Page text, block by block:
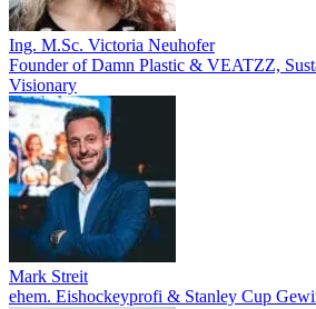
Ing. M.Sc. Victoria Neuhofer
Founder of Damn Plastic & VEATZZ,
Visionary
Mark Streit
ehem. Eishockeyprofi & Stanley Cup